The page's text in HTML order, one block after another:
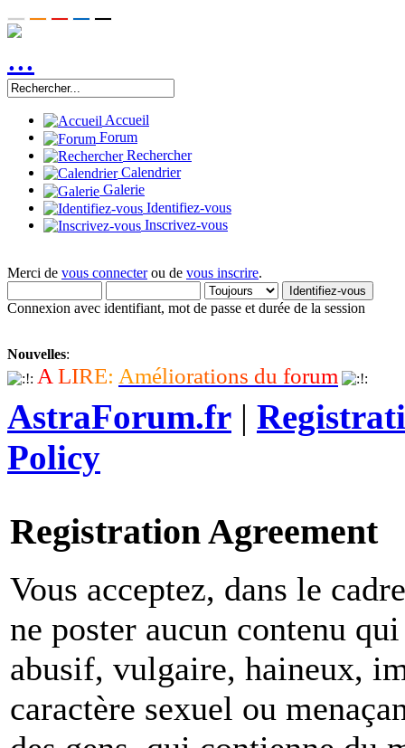
Accueil
Forum
Rechercher
Calendrier
Galerie
Identifiez-vous
Inscrivez-vous
Merci de vous connecterou de vous inscrire.
Connexion avec identifiant, mot de passe et durée de la session
Nouvelles:
A LIRE: Améliorations du forum
AstraForum.fr |
Policy
Registration Agreement
Vous acceptez, dans le
ne poster aucun contenu
abusif, vulgaire, haineux,
caractère sexuel ou